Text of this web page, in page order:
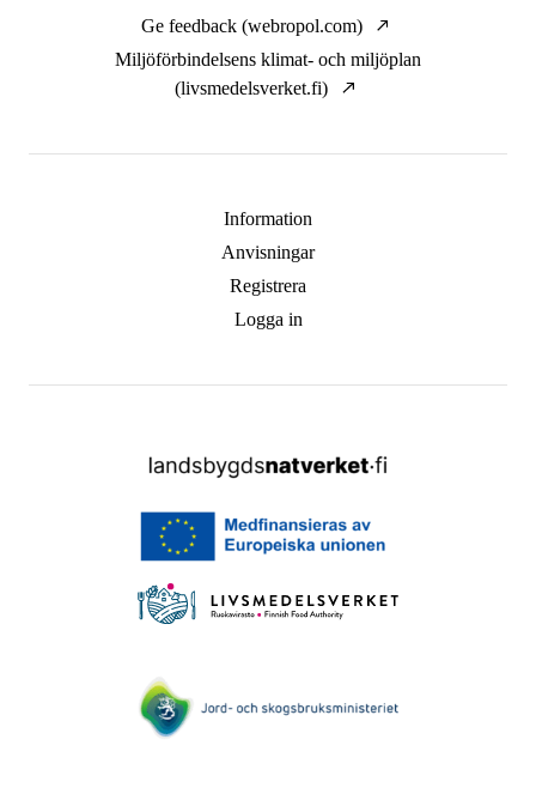
Ge feedback (webropol.com)
Miljöförbindelsens klimat- och miljöplan
(livsmedelsverket.fi)
Information
Anvisningar
Registrera
Logga in